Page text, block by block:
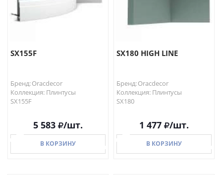
SX155F
Бренд: Oracdecor
Коллекция: Плинтусы
SX155F
5 583 /шт.
В КОРЗИНУ
SX180 HIGH LINE
Бренд: Oracdecor
Коллекция: Плинтусы
SX180
1 477 /шт.
В КОРЗИНУ